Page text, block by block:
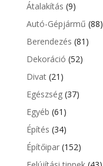
Átalakítás (9)
Autó-Gépjármű (88)
Berendezés (81)
Dekoráció (52)
Divat(21)
Egészség(37)
Egyéb (61)
Építés (34)
Építőipar(152)